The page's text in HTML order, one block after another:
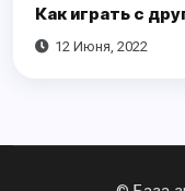
Как играть с
12 Июня, 2022